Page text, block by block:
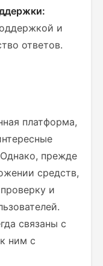
и
ответов.
платформа,
прежде
средств,
и
связаны с
ним с